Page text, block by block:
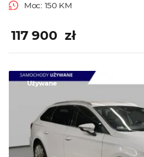
Moc: 150 KM
117 900 zł
Używane